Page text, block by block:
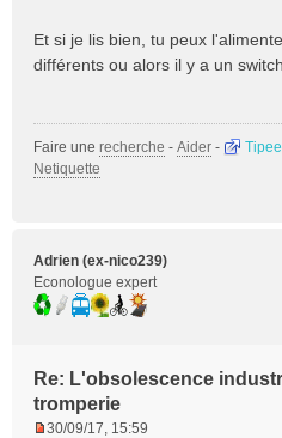
u
Et si je lis bien, tu peux
différents ou alors il y a un
Faire une recherche - Aider -
Netiquette
Adrien (ex-nico239)
Econologue expert
Re: L'obsolescence
tromperie
30/09/17, 15:59